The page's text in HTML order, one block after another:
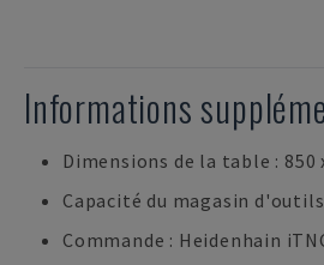
Informations
Dimensions de la table : 850
Capacité du magasin
Commande : Heidenhain